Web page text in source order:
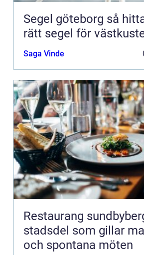
Segel göteborg så hittar seglaren
rätt segel för
Saga Vinde
Restaurang sundbyberg
stadsdel som gillar
och spontana möten